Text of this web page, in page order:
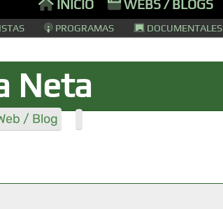
INICIO WEBS / BLOGS
PROGRAMAS DOCUMENTALES
Neta
/ Blog